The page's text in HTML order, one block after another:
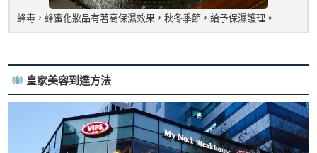
蜂毒，蜂蜜化妝品有著高保濕效果，秋冬季節，給予保濕護理。
皇家美容到達方法